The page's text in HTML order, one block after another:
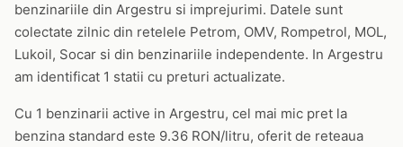
benzinariile din Argestru si imprejurimi. Datele sunt
colectate zilnic din retelele Petrom, OMV, Rompetrol, MOL,
Lukoil, Socar si din benzinariile independente. In Argestru
am identificat 1 statii cu preturi actualizate.
Cu 1 benzinarii active in Argestru, cel mai mic pret la
benzina standard este 9.36 RON/litru, oferit de reteaua